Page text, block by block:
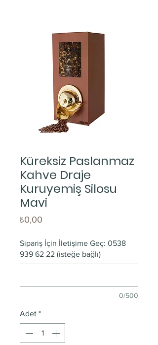
Küreksiz Paslanmaz
Kahve Draje
Kuruyemiş Silosu
Mavi
₺0,00
Sipariş İçin İletişime Geç: 0538
939 62 22 (isteğe bağlı)
0/500
Adet *